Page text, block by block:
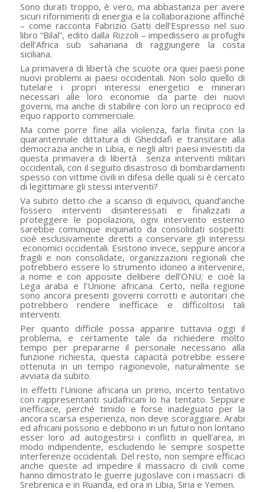
Sono durati troppo, è vero, ma abbastanza per avere
sicuri rifornimenti di energia e la collaborazione affinché
– come racconta Fabrizio Gatti dell’Espresso nel suo
libro “Bilal”, edito dalla Rizzoli – impedissero ai profughi
dell’Africa sub sahariana di raggiungere la costa
siciliana.
La primavera di libertà che scuote ora quei paesi pone
nuovi problemi ai paesi occidentali. Non solo quello di
tutelare i propri interessi energetici e minerari
necessari alle loro economie da parte dei nuovi
governi, ma anche di stabilire con loro un reciproco ed
equo rapporto commerciale.
Ma come porre fine alla violenza, farla finita con la
quarantennale dittatura di Gheddafi e transitare alla
democrazia anche in Libia, e negli altri paesi investiti da
questaprimavera di libertà
senza interventi militari
occidentali, con il seguito disastroso di bombardamenti
spesso con vittime civili in difesa delle quali si è cercato
di legittimare gli stessi interventi?
Va subito detto che a scanso di equivoci, quand’anche
fossero interventi disinteressati e finalizzati a
proteggere le popolazioni, ogni intervento esterno
sarebbe comunque inquinato da consolidati sospetti:
cioè esclusivamente diretti a conservare gli interessi
economici occidentali. Esistono invece, seppure ancora
fragili e non consolidate, organizzazioni regionali che
potrebbero essere lo strumento idoneo a intervenire,
a nome e con apposite delibere dell’ONU; e cioè la
Lega araba e l’Unione africana. Certo, nella regione
sono ancora presenti governi corrotti e autoritari che
potrebbero rendere inefficace e difficoltosi tali
interventi.
Per quanto difficile possa apparire tuttavia oggi il
problema, e certamente tale da richiedere molto
tempo per prepararne il personale necessario alla
funzione richiesta, questa capacità potrebbe essere
ottenuta in un tempo ragionevole, naturalmente se
avviata da subito.
In effetti l’Unione africana un primo, incerto tentativo
con rappresentanti sudafricani lo ha tentato. Seppure
inefficace, perché timido e forse inadeguato per la
ancora scarsa esperienza, non deve scoraggiare. Arabi
ed africani possono e debbono in un futuro non lontano
esser loro ad autogestirsi i conflitti in quell’area, in
modo indipendente, escludendo le sempre sospette
interferenze occidentali. Del resto, non sempre efficaci
anche queste ad impedire il massacro di civili come
hanno dimostrato le guerre jugoslave con i massacri di
Srebrenica e in Ruanda, ed ora in Libia, Siria e Yemen.